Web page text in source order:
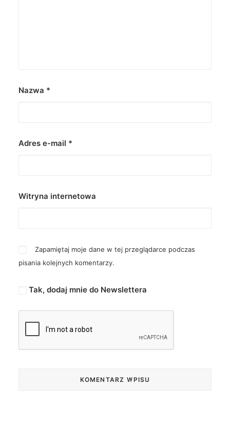
Nazwa *
Adres e-mail *
Witryna internetowa
Zapamiętaj moje dane w tej przeglądarce podczas
pisania kolejnych komentarzy.
Tak, dodaj mnie do Newslettera